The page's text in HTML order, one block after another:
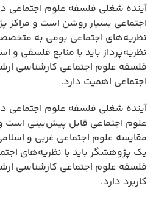
آینده شغلی فلسفه علوم اجتماعی
اجتماعی بسیار روشن است و مراکز
نظریه‌های اجتماعی بومی به
نظریه‌پرداز باید با منابع فلسفی و
فلسفه علوم اجتماعی کارشناسی
اجتماعی اهمیت دارد.
آینده شغلی فلسفه علوم
علوم اجتماعی قابل پیش‌بینی است
مقایسه علوم اجتماعی غربی و
یک پژوهشگر باید با نظریه‌های
فلسفه علوم اجتماعی کارشناسی
کاربرد دارد.